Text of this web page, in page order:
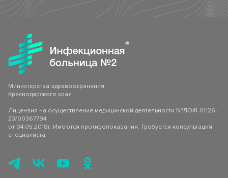
Министерства здравоохранения
Краснодарского края
Лицензия на осуществление медицинской деятельности №ЛО41-01126-
23/00367794
от 04.05.2018г. Имеются противопоказания. Требуется консультация
специалиста.